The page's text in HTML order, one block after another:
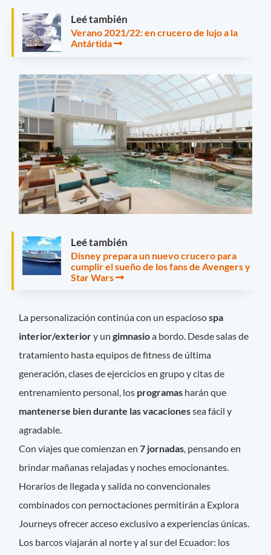
Leé también
Verano 2021/22: en crucero de lujo a la
Antártida
Leé también
Disney prepara un nuevo crucero para
cumplir el sueño de los fans de Avengers y
Star Wars
La personalización continúa con un espaciosospa
interior/exteriory ungimnasioa bordo. Desde salas de
tratamiento hasta equipos de fitness de última
generación, clases de ejercicios en grupo y citas de
entrenamiento personal, los programas harán que
mantenerse bien durante las vacacionessea fácil y
agradable.
Con viajes que comienzan en 7 jornadas, pensando en
brindar mañanas relajadas y noches emocionantes.
Horarios de llegada y salida no convencionales
combinados con pernoctaciones permitirán a Explora
Journeys ofrecer acceso exclusivo a experiencias únicas.
Los barcos viajarán al norte y al sur del Ecuador: los